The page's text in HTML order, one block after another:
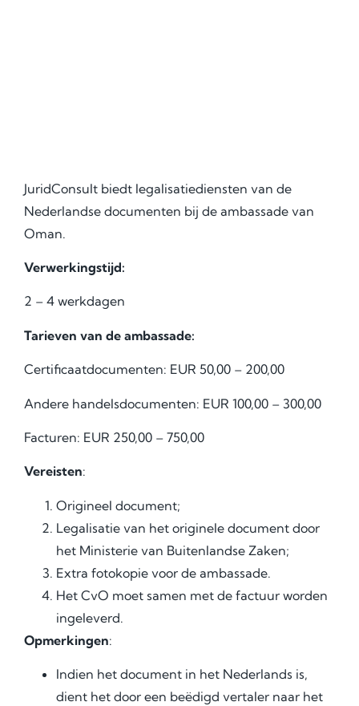
JuridConsult biedt legalisatiediensten van de
Nederlandse documenten bij de ambassade van
Oman.
Verwerkingstijd:
2 – 4 werkdagen
Tarieven van de ambassade:
Certificaatdocumenten: EUR 50,00 – 200,00
Andere handelsdocumenten: EUR 100,00 – 300,00
Facturen: EUR 250,00 – 750,00
Vereisten:
Origineel document;
Legalisatie van het originele document door
het Ministerie van Buitenlandse Zaken;
Extra fotokopie voor de ambassade.
Het CvO moet samen met de factuur worden
ingeleverd.
Opmerkingen:
Indien het document in het Nederlands is,
dient het door een beëdigd vertaler naar het